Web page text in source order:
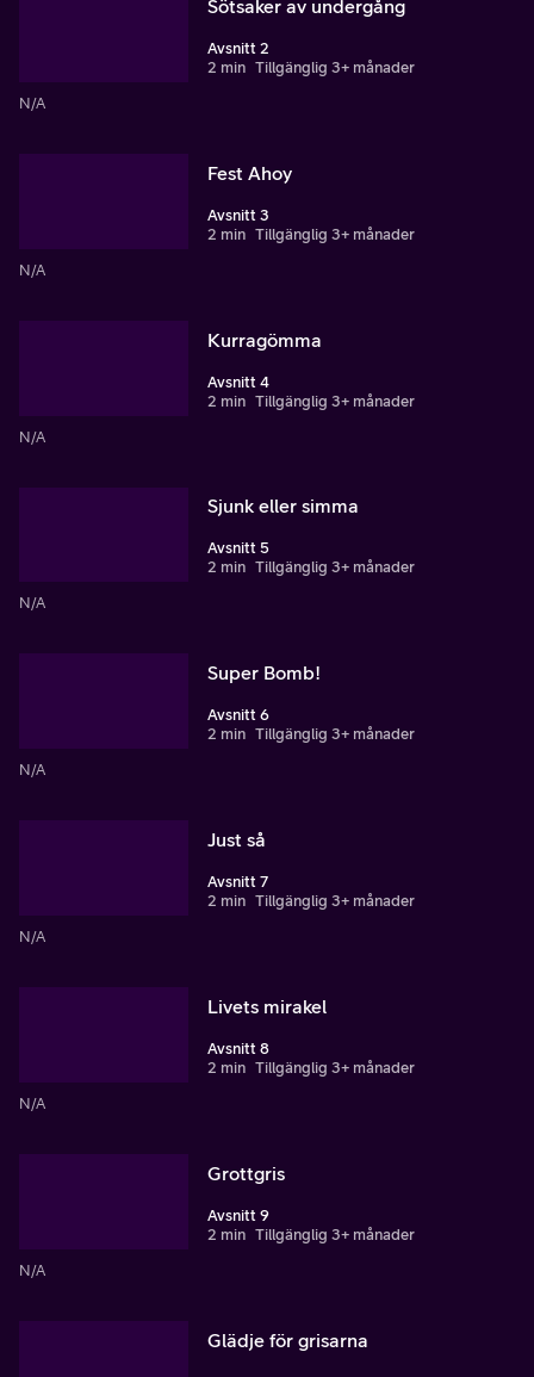
Sötsaker av undergång
Avsnitt 2
2 min Tillgänglig 3+ månader
N/A
Fest Ahoy
Avsnitt 3
2 min Tillgänglig 3+ månader
N/A
Kurragömma
Avsnitt 4
2 min Tillgänglig 3+ månader
N/A
Sjunk eller simma
Avsnitt 5
2 min Tillgänglig 3+ månader
N/A
Super Bomb!
Avsnitt 6
2 min Tillgänglig 3+ månader
N/A
Just så
Avsnitt 7
2 min Tillgänglig 3+ månader
N/A
Livets mirakel
Avsnitt 8
2 min Tillgänglig 3+ månader
N/A
Grottgris
Avsnitt 9
2 min Tillgänglig 3+ månader
N/A
Glädje för grisarna